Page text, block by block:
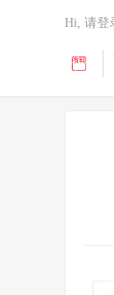
Hi, 请登